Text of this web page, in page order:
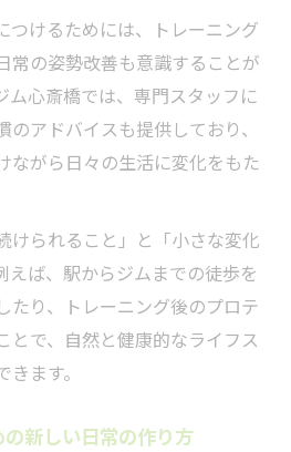
つけるためには、トレーニング
常の姿勢改善も意識することが
ム心斎橋では、専門スタッフに
アドバイスも提供しており、
ながら日々の生活に変化をもた
けられること」と「小さな変化
えば、駅からジムまでの徒歩を
たり、トレーニング後のプロテ
とで、自然と健康的なライフス
ます。
新しい日常の作り方